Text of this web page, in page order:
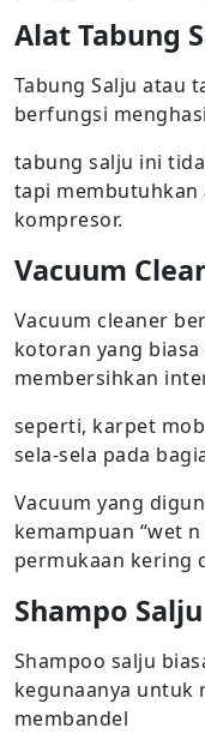
Alat Tabung
Tabung Salju atau
berfungsi
tabung salju ini
tapi
kompresor.
Vacuum
Vacuum cleaner
kotoran yang
membersihkan
seperti, karpet
sela-sela pada
Vacuum yang
kemampuan “wet
permukaan kering
Shampo Salju
Shampoo salju
kegunaanya untuk
membandel